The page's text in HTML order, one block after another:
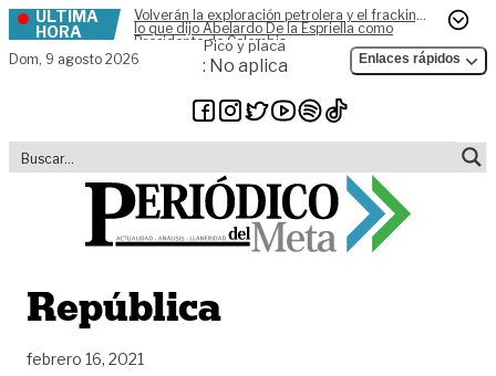
Skip to content
ÚLTIMA
HORA
Volverán la exploración petrolera y el fracking,
lo que dijo Abelardo De la Espriella como
Presidente de Colombia
Dom, 9 agosto 2026
Pico y placa
: No aplica Enlaces rápidos
República
febrero 16, 2021